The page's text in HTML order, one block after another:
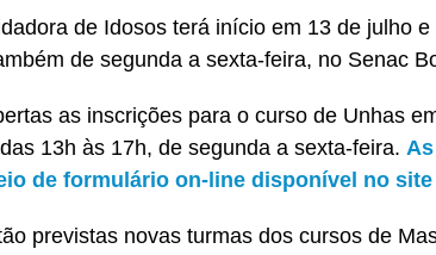
de Idosos terá início em 13 de julho
de segunda a sexta-feira, no Senac
as inscrições para o curso de Unhas
13h às 17h, de segunda a sexta-feira.
de formulário on-line disponível no site
previstas novas turmas dos cursos de